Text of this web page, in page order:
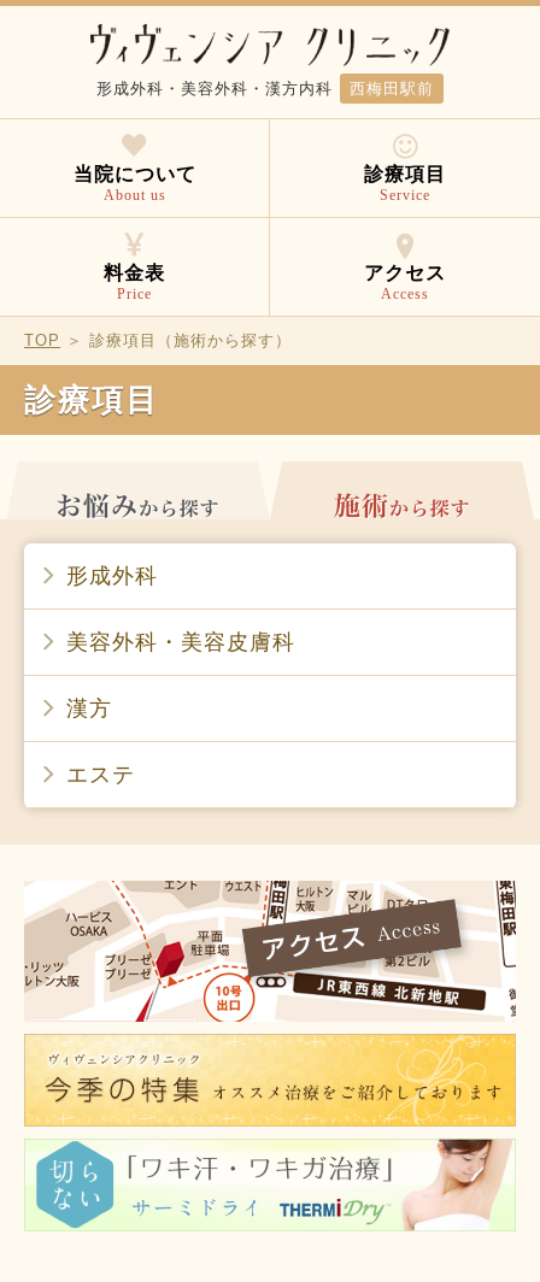
形成外科・美容外科・漢方内科 西梅田駅前
当院について
About us
診療項目
Service
料金表
Price
アクセス
Access
TOP ＞ 診療項目（施術から探す）
診療項目
形成外科
美容外科・美容皮膚科
漢方
エステ